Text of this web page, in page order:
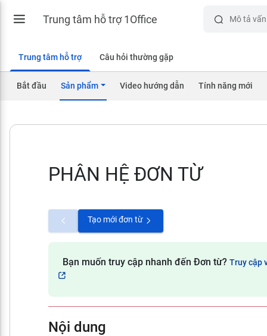
Trung tâm hỗ trợ 1Office
Trung tâm hỗ trợ Câu hỏi thường gặp
Bắt đầu Sản phẩm Video hướng dẫn Tính năng mới
PHÂN HỆ ĐƠN TỪ
Tạo mới đơn từ
Bạn muốn truy cập nhanh đến Đơn từ? Truy cập
Nội dung